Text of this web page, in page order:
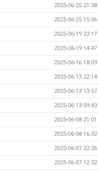
2025-06-25 21:38
2025-06-25 15:06
2025-06-19 23:17
2025-06-19 14:47
2025-06-16 18:09
2025-06-13 22:14
2025-06-13 13:57
2025-06-13 09:43
2025-06-08 21:01
2025-06-08 16:32
2025-06-07 22:26
2025-06-07 12:32